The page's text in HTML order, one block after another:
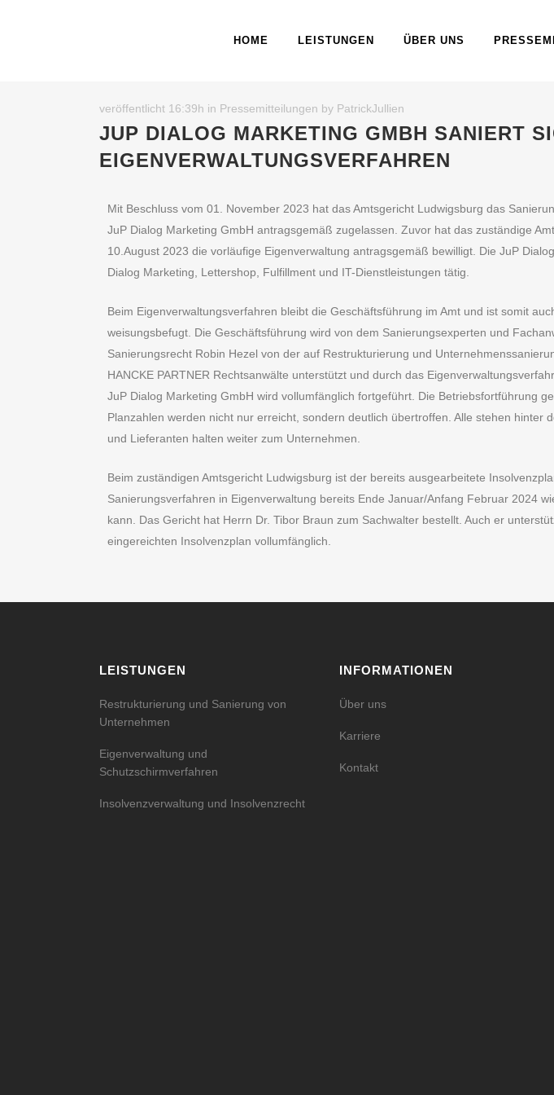
HOME LEISTUNGEN ÜBER UNS
JUP DIALOG MARKETING GMBH SANIERT
EIGENVERWALTUNGSVERFAHREN
veröffentlicht 16:39h in Pressemitteilungen by PatrickJullien
Mit Beschluss vom 01. November 2023 hat das Amtsgericht Ludwigsburg das
JuP Dialog Marketing GmbH antragsgemäß zugelassen. Zuvor hat das zuständige
10.August 2023 die vorläufige Eigenverwaltung antragsgemäß bewilligt. Die JuP
Dialog Marketing, Lettershop, Fulfillment und IT-Dienstleistungen tätig.
Beim Eigenverwaltungsverfahren bleibt die Geschäftsführung im Amt und ist somit
weisungsbefugt. Die Geschäftsführung wird von dem Sanierungsexperten und
Sanierungsrecht Robin Hezel von der auf Restrukturierung und
HANCKE PARTNER Rechtsanwälte unterstützt und durch das
JuP Dialog Marketing GmbH wird vollumfänglich fortgeführt. Die Betriebsfortführung
Planzahlen werden nicht nur erreicht, sondern deutlich übertroffen. Alle stehen hinter
und Lieferanten halten weiter zum Unternehmen.
Beim zuständigen Amtsgericht Ludwigsburg ist der bereits ausgearbeitete
Sanierungsverfahren in Eigenverwaltung bereits Ende Januar/Anfang Februar 2024
kann. Das Gericht hat Herrn Dr. Tibor Braun zum Sachwalter bestellt. Auch er
eingereichten Insolvenzplan vollumfänglich.
LEISTUNGEN
Restrukturierung und Sanierung von
Unternehmen
Eigenverwaltung und
Schutzschirmverfahren
Insolvenzverwaltung und Insolvenzrecht
INFORMATIONEN
Über uns
Karriere
Kontakt